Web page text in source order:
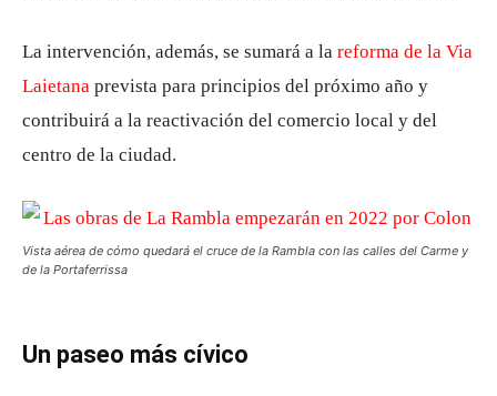
La intervención, además, se sumará a la reforma de la Via
Laietana prevista para principios del próximo año y
contribuirá a la reactivación del comercio local y del
centro de la ciudad.
Vista aérea de cómo quedará el cruce de la Rambla con las calles del Carme y
de la Portaferrissa
Un paseo más cívico